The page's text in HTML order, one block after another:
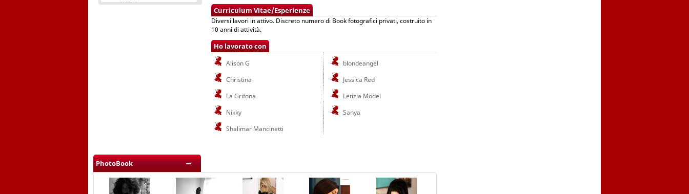
Curriculum Vitae/Esperienze
Diversi lavori in attivo. Discreto numero di Book fotografici privati, costruito in
10 anni di attività.
Ho lavorato con
Alison G
blondeangel
Christina
Jessica Red
La Grifona
Letizia Model
Nikky
Sanya
Shalimar Mancinetti
PhotoBook